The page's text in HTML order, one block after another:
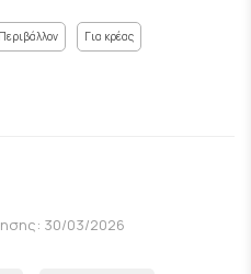
Για κρέας
30/03/2026